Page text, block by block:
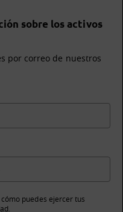
sobre los activos
por correo de nuestros
puedes ejercer tus
.